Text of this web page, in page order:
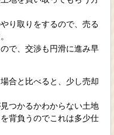
り取りをするので、売る
で、交渉も円滑に進み早
合と比べると、少し売却
つかるかわからない土地
背負うのでこれは多少仕